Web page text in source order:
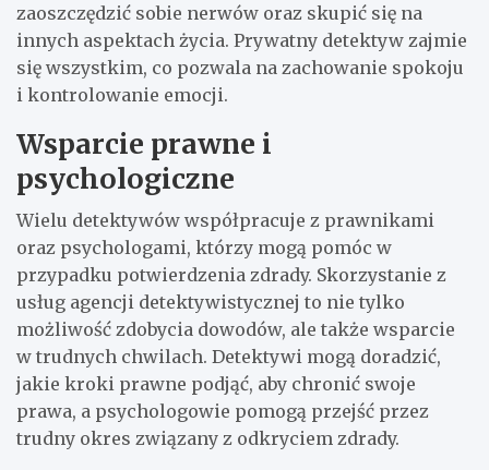
zaoszczędzić sobie nerwów oraz skupić się na
innych aspektach życia. Prywatny detektyw zajmie
się wszystkim, co pozwala na zachowanie spokoju
i kontrolowanie emocji.
Wsparcie prawne i
psychologiczne
Wielu detektywów współpracuje z prawnikami
oraz psychologami, którzy mogą pomóc w
przypadku potwierdzenia zdrady. Skorzystanie z
usług agencji detektywistycznej to nie tylko
możliwość zdobycia dowodów, ale także wsparcie
w trudnych chwilach. Detektywi mogą doradzić,
jakie kroki prawne podjąć, aby chronić swoje
prawa, a psychologowie pomogą przejść przez
trudny okres związany z odkryciem zdrady.